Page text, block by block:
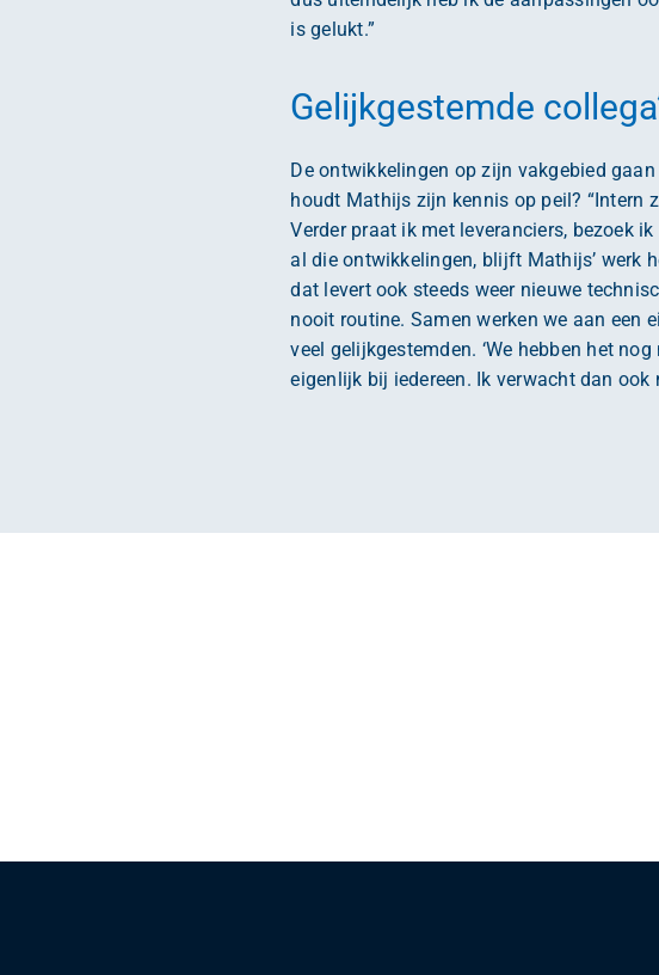
is gelukt.”
Gelijkgestemde
De ontwikkelingen op zijn vakgebied
houdt Mathijs zijn kennis op peil? “Intern
Verder praat ik met leveranciers, bezoek
al die ontwikkelingen, blijft Mathijs’ werk
dat levert ook steeds weer nieuwe
nooit routine. Samen werken we aan een
veel gelijkgestemden. ‘We hebben het
eigenlijk bij iedereen. Ik verwacht dan